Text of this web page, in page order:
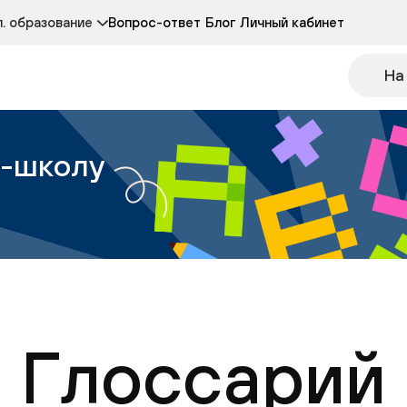
образование
по чтению
Вопрос-ответ Блог Личный кабинет
школу
Глоссарий